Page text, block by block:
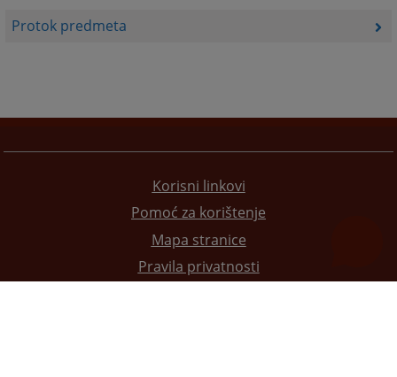
Protok predmeta
Korisni linkovi
Pomoć za korištenje
Mapa stranice
Pravila privatnosti